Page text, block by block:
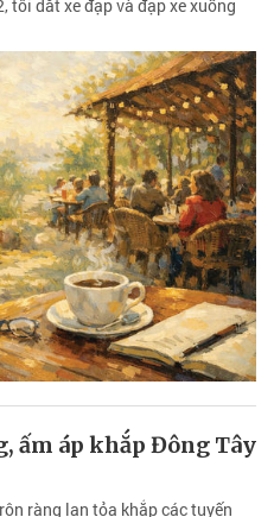
tôi dắt xe đạp và đạp xe xuống
ấm áp khắp Đông Tây
ràng lan tỏa khắp các tuyến